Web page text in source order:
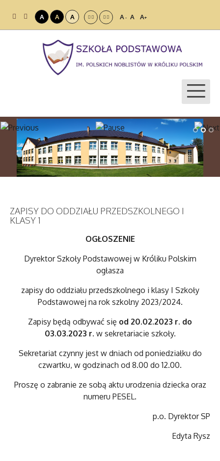
A A A A- A A+
ZAPISY DO ODDZIAŁU PRZEDSZKOLNEGO I
KLASY 1
OGŁOSZENIE
Dyrektor Szkoły Podstawowej w Króliku Polskim
ogłasza
zapisy do oddziału przedszkolnego i klasy I Szkoły
Podstawowej na rok szkolny 2023/2024.
Zapisy będą odbywać się od 20.02.2023 r. do
03.03.2023 r. w sekretariacie szkoły.
Sekretariat czynny jest w dniach od poniedziałku do
czwartku, w godzinach od 8.00 do 12.00.
Proszę o zabranie ze sobą aktu urodzenia dziecka oraz
numeru PESEL.
p.o. Dyrektor SP
Edyta Rysz